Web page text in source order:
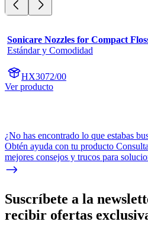
Sonicare Nozzles for Compact
Estándar y Comodidad
HX3072/00
Ver producto
¿No has encontrado lo que estabas
Obtén ayuda con tu producto
mejores consejos y trucos para
Suscríbete a la
recibir ofertas